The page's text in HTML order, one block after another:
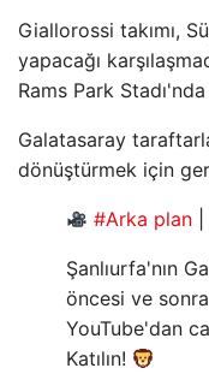
Giallorossi takımı,
yapacağı
Rams Park
Galatasaray
dönüştürmek için
#Arka plan
Şanlıurfa'nın
öncesi ve
YouTube'dan
Katılın!